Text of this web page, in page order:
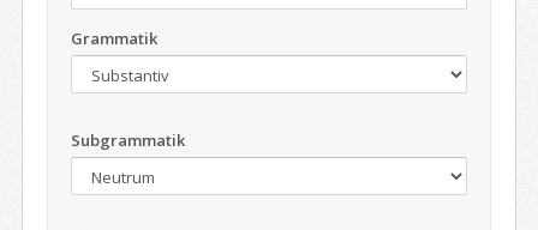
Grammatik
Subgrammatik